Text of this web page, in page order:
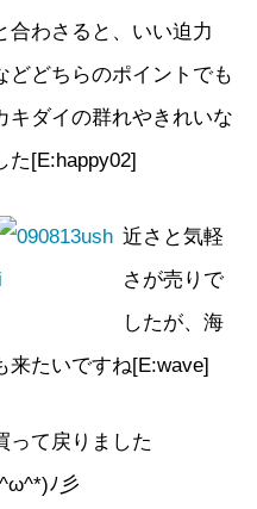
合わさると、いい迫力
どどちらのポイントでも
キダイの群れやきれいな
た[E:happy02]
近さと気軽
さが売りで
したが、海
来たいですね[E:wave]
って戻りました
ﾉ彡